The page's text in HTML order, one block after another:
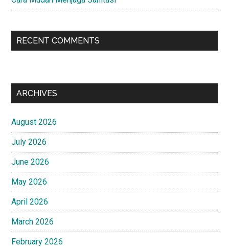
RECENT COMMENTS
ARCHIVES
August 2026
July 2026
June 2026
May 2026
April 2026
March 2026
February 2026